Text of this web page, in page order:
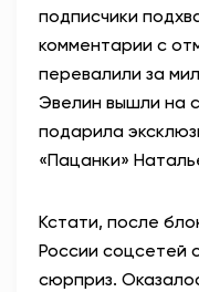
подписчики
комментарии с
перевалили за
Эвелин вышли на
подарила
«Пацанки»
Кстати, после
России соцсетей
сюрприз.